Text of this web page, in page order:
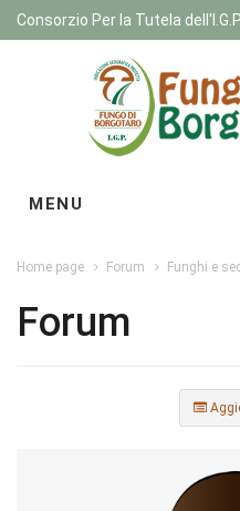
Consorzio Per la Tutela dell'I.G.P.
MENU
Home page Forum Funghi e
Forum